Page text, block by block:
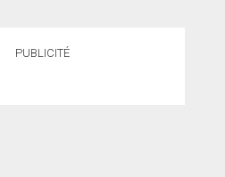
PUBLICITÉ